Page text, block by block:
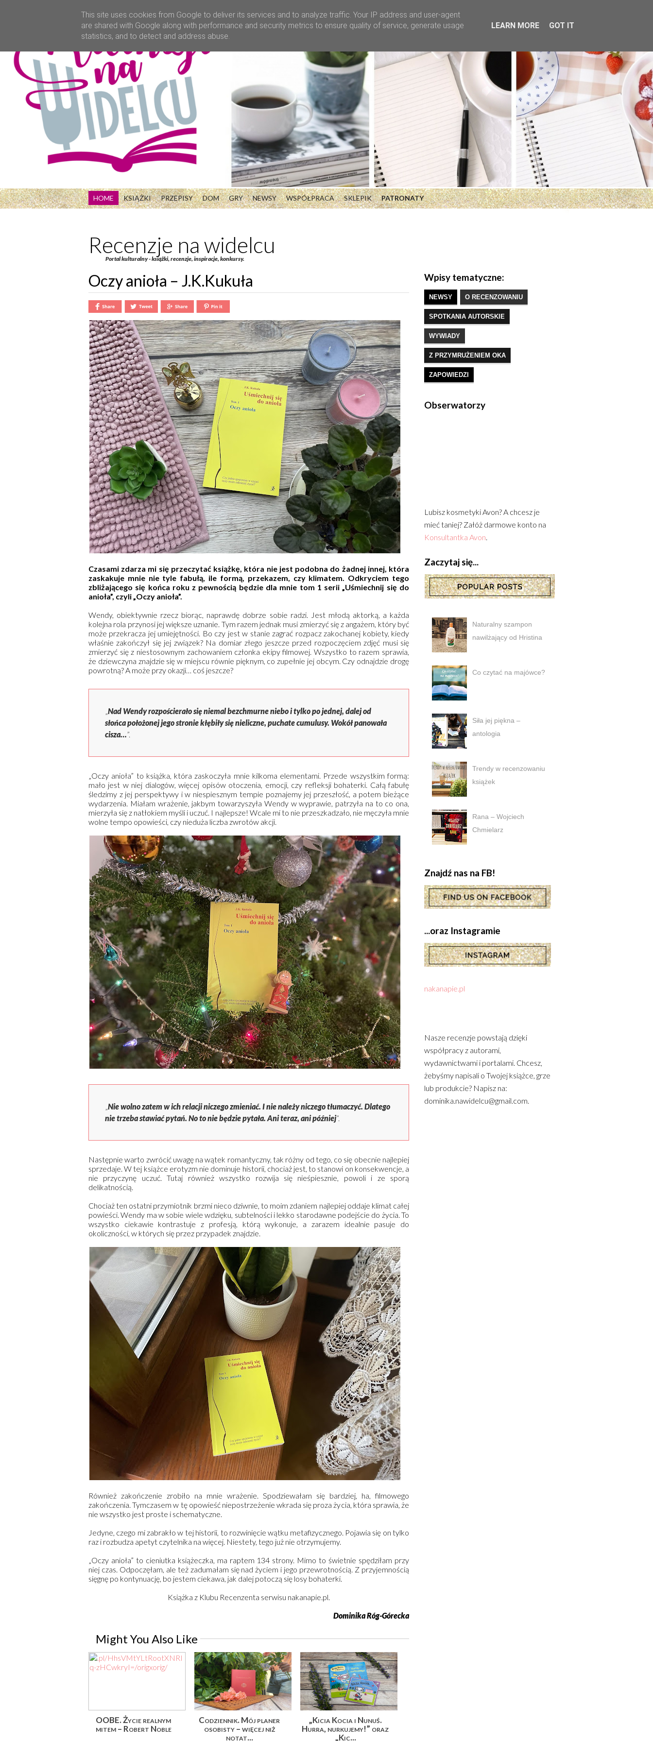
HOME KSIĄŻKI PRZEPISY DOM GRY NEWSY WSPÓŁPRACA SKLEPIK PATRONATY
Recenzje na widelcu
Portal kulturalny - książki, recenzje, inspiracje, konkursy.
Oczy anioła – J.K.Kukuła
Czasami zdarza mi się przeczytać książkę, która nie jest podobna do żadnej innej, która
zaskakuje mnie nie tyle fabułą, ile formą, przekazem, czy klimatem. Odkryciem tego
zbliżającego się końca roku z pewnością będzie dla mnie tom 1 serii „Uśmiechnij się do
anioła”, czyli „Oczy anioła”.
Wendy, obiektywnie rzecz biorąc, naprawdę dobrze sobie radzi. Jest młodą aktorką, a każda
kolejna rola przynosi jej większe uznanie. Tym razem jednak musi zmierzyć się z angażem, który być
może przekracza jej umiejętności. Bo czy jest w stanie zagrać rozpacz zakochanej kobiety, kiedy
właśnie zakończył się jej związek? Na domiar złego jeszcze przed rozpoczęciem zdjęć musi się
zmierzyć się z niestosownym zachowaniem członka ekipy filmowej. Wszystko to razem sprawia,
że dziewczyna znajdzie się w miejscu równie pięknym, co zupełnie jej obcym. Czy odnajdzie drogę
powrotną? A może przy okazji… coś jeszcze?
„Nad Wendy rozpościerało się niemal bezchmurne niebo i tylko po jednej, dalej od
słońca położonej jego stronie kłębiły się nieliczne, puchate cumulusy. Wokół panowała
cisza…”.
„Oczy anioła” to książka, która zaskoczyła mnie kilkoma elementami. Przede wszystkim formą:
mało jest w niej dialogów, więcej opisów otoczenia, emocji, czy refleksji bohaterki. Całą fabułę
śledzimy z jej perspektywy i w niespiesznym tempie poznajemy jej przeszłość, a potem bieżące
wydarzenia. Miałam wrażenie, jakbym towarzyszyła Wendy w wyprawie, patrzyła na to co ona,
mierzyła się z natłokiem myśli i uczuć. I najlepsze! Wcale mi to nie przeszkadzało, nie męczyła mnie
wolne tempo opowieści, czy nieduża liczba zwrotów akcji.
„Nie wolno zatem w ich relacji niczego zmieniać. I nie należy niczego tłumaczyć. Dlatego
nie trzeba stawiać pytań. No to nie będzie pytała. Ani teraz, ani później”.
Następnie warto zwrócić uwagę na wątek romantyczny, tak różny od tego, co się obecnie najlepiej
sprzedaje. W tej książce erotyzm nie dominuje historii, chociaż jest, to stanowi on konsekwencje, a
nie przyczynę uczuć. Tutaj również wszystko rozwija się nieśpiesznie, powoli i ze sporą
delikatnością.
Chociaż ten ostatni przymiotnik brzmi nieco dziwnie, to moim zdaniem najlepiej oddaje klimat całej
powieści. Wendy ma w sobie wiele wdzięku, subtelności i lekko starodawne podejście do życia. To
wszystko ciekawie kontrastuje z profesją, którą wykonuje, a zarazem idealnie pasuje do
okoliczności, w których się przez przypadek znajdzie.
Również zakończenie zrobiło na mnie wrażenie. Spodziewałam się bardziej, ha, filmowego
zakończenia. Tymczasem w tę opowieść niepostrzeżenie wkrada się proza życia, która sprawia, że
nie wszystko jest proste i schematyczne.
Jedyne, czego mi zabrakło w tej historii, to rozwinięcie wątku metafizycznego. Pojawia się on tylko
raz i rozbudza apetyt czytelnika na więcej. Niestety, tego już nie otrzymujemy.
„Oczy anioła” to cieniutka książeczka, ma raptem 134 strony. Mimo to świetnie spędziłam przy
niej czas. Odpoczęłam, ale też zadumałam się nad życiem i jego przewrotnością. Z przyjemnością
sięgnę po kontynuację, bo jestem ciekawa, jak dalej potoczą się losy bohaterki.
Książka z Klubu Recenzenta serwisu nakanapie.pl.
Dominika Róg-Górecka
Might You Also Like
OOBE. Życie realnym
mitem – Robert Noble
Codziennik. Mój planer
osobisty – więcej niż
notat...
„Kicia Kocia i Nunuś.
Hurra, nurkujemy!” oraz
„Kic...
Wpisy tematyczne:
NEWSY O RECENZOWANIU
SPOTKANIA AUTORSKIE
WYWIADY
Z PRZYMRUŻENIEM OKA
ZAPOWIEDZI
Obserwatorzy
Lubisz kosmetyki Avon? A chcesz je
mieć taniej? Załóż darmowe konto na
Konsultantka Avon.
Zaczytaj się...
Naturalny szampon
nawilżający od Hristina
Co czytać na majówce?
Siła jej piękna –
antologia
Trendy w recenzowaniu
książek
Rana – Wojciech
Chmielarz
Znajdź nas na FB!
...oraz Instagramie
nakanapie.pl
Nasze recenzje powstają dzięki
współpracy z autorami,
wydawnictwami i portalami. Chcesz,
żebyśmy napisali o Twojej książce, grze
lub produkcie? Napisz na:
dominika.nawidelcu@gmail.com.
This site uses cookies from Google to deliver its services and to analyze traffic. Your IP address and user-agent
are shared with Google along with performance and security metrics to ensure quality of service, generate usage
statistics, and to detect and address abuse.
LEARN MORE GOT IT